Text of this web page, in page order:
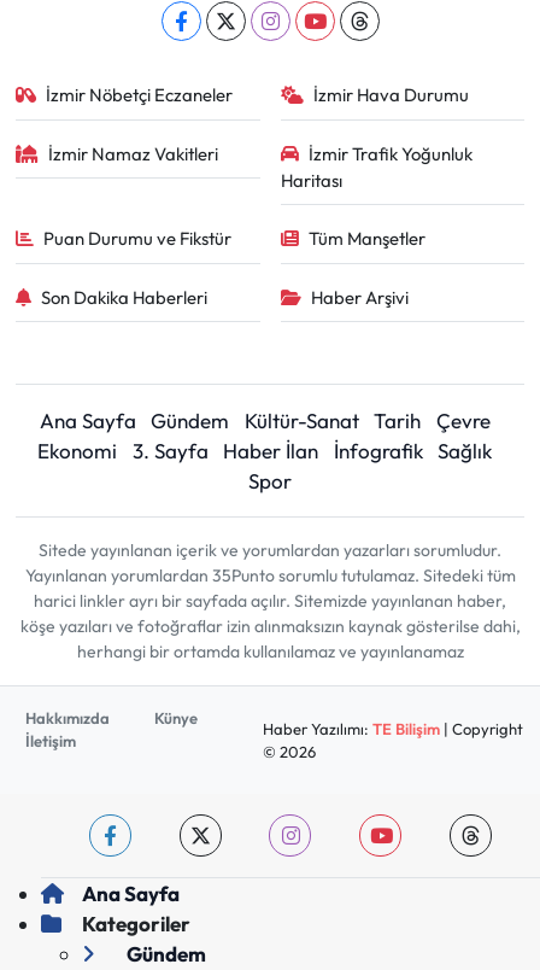
İzmir Nöbetçi Eczaneler İzmir Hava Durumu
İzmir Namaz Vakitleri
İzmir Trafik Yoğunluk
Haritası
Puan Durumu ve Fikstür Tüm Manşetler
Son Dakika Haberleri Haber Arşivi
Ana Sayfa Gündem Kültür-Sanat Tarih
Çevre
Ekonomi
3. Sayfa Haber İlan İnfografik Sağlık
Spor
Sitede yayınlanan içerik ve yorumlardan yazarları sorumludur.
Yayınlanan yorumlardan 35Punto sorumlu tutulamaz. Sitedeki tüm
harici linkler ayrı bir sayfada açılır. Sitemizde yayınlanan haber,
köşe yazıları ve fotoğraflar izin alınmaksızın kaynak gösterilse dahi,
herhangi bir ortamda kullanılamaz ve yayınlanamaz
Hakkımızda
Künye
İletişim
Haber Yazılımı: TE Bilişim| Copyright
© 2026
Ana Sayfa
Kategoriler
Gündem